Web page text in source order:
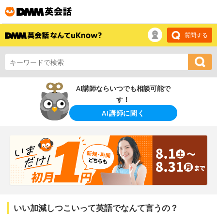
質問する
AI講師ならいつでも相談可能で
す！
AI講師に聞く
いい加減しつこいって英語でなんて言うの？